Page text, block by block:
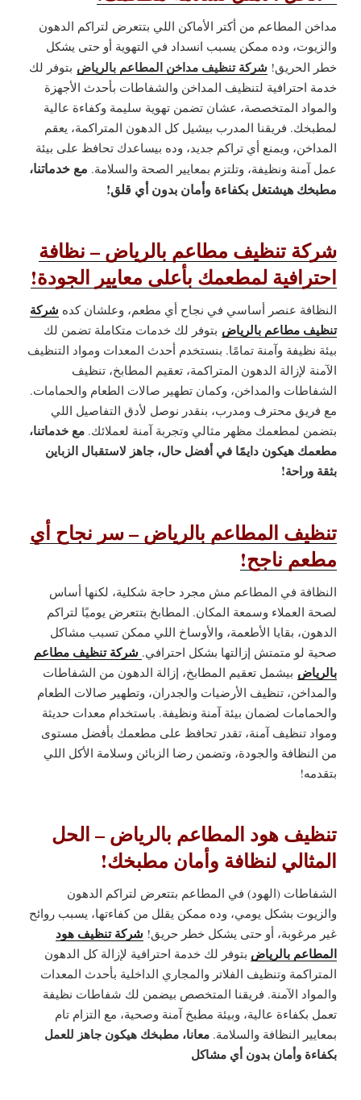
مداخن المطاعم من أكتر الأماكن اللي بتتعرض لتراكم الدهون
والزيوت، وده ممكن يسبب انسداد في التهوية أو حتى يشكل
خطر الحريق! شركة تنظيف مداخن المطاعم بالرياض بتوفر لك
خدمة احترافية لتنظيف المداخن والشفاطات بأحدث الأجهزة
والمواد المتخصصة، عشان تضمن تهوية سليمة وكفاءة عالية
لمطبخك. فريقنا المدرب بيشيل كل الدهون المتراكمة، يعقم
المداخن، ويمنع أي تراكم جديد، وده بيساعدك تحافظ على بيئة
عمل آمنة ونظيفة، وتلتزم بمعايير الصحة والسلامة. مع خدماتنا،
مطبخك هيشتغل بكفاءة وأمان بدون أي قلق!
شركة تنظيف مطاعم بالرياض – نظافة
احترافية لمطعمك بأعلى معايير الجودة!
النظافة عنصر أساسي في نجاح أي مطعم، وعلشان كده شركة
تنظيف مطاعم بالرياض بتوفر لك خدمات متكاملة تضمن لك
بيئة نظيفة وآمنة تمامًا. بنستخدم أحدث المعدات ومواد التنظيف
الآمنة لإزالة الدهون المتراكمة، تعقيم المطابخ، تنظيف
الشفاطات والمداخن، وكمان تطهير صالات الطعام والحمامات.
مع فريق محترف ومدرب، بنقدر نوصل لأدق التفاصيل اللي
بتضمن لمطعمك مظهر مثالي وتجربة آمنة لعملائك. مع خدماتنا،
مطعمك هيكون دايمًا في أفضل حال، جاهز لاستقبال الزباين
بثقة وراحة!
تنظيف المطاعم بالرياض – سر نجاح أي
مطعم ناجح!
النظافة في المطاعم مش مجرد حاجة شكلية، لكنها أساس
لصحة العملاء وسمعة المكان. المطابخ بتتعرض يوميًا لتراكم
الدهون، بقايا الأطعمة، والأوساخ اللي ممكن تسبب مشاكل
صحية لو متمتش إزالتها بشكل احترافي. شركة تنظيف مطاعم
بالرياض بيشمل تعقيم المطابخ، إزالة الدهون من الشفاطات
والمداخن، تنظيف الأرضيات والجدران، وتطهير صالات الطعام
والحمامات لضمان بيئة آمنة ونظيفة. باستخدام معدات حديثة
ومواد تنظيف آمنة، تقدر تحافظ على مطعمك بأفضل مستوى
من النظافة والجودة، وتضمن رضا الزبائن وسلامة الأكل اللي
بتقدمه!
تنظيف هود المطاعم بالرياض – الحل
المثالي لنظافة وأمان مطبخك!
الشفاطات (الهود) في المطاعم بتتعرض لتراكم الدهون
والزيوت بشكل يومي، وده ممكن يقلل من كفاءتها، يسبب روائح
غير مرغوبة، أو حتى يشكل خطر حريق! شركة تنظيف هود
المطاعم بالرياض بتوفر لك خدمة احترافية لإزالة كل الدهون
المتراكمة وتنظيف الفلاتر والمجاري الداخلية بأحدث المعدات
والمواد الآمنة. فريقنا المتخصص بيضمن لك شفاطات نظيفة
تعمل بكفاءة عالية، وبيئة مطبخ آمنة وصحية، مع التزام تام
بمعايير النظافة والسلامة. معانا، مطبخك هيكون جاهز للعمل
بكفاءة وأمان بدون أي مشاكل